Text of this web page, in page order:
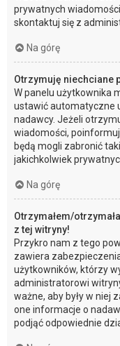
prywatnych
skontaktuj się z
Na górę
Otrzymuję niechciane
W panelu użytkownika
ustawić automatyczne
nadawcy. Jeżeli
wiadomości,
będą mogli zabronić
jakichkolwiek
Na górę
Otrzymałem/
z tej witryny!
Przykro nam z tego
zawiera
użytkowników, którzy
administratorowi
ważne, aby były w niej
one informacje o
podjąć odpowiednie